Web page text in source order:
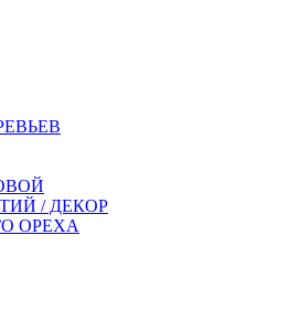
/ ДЕКОР
ОРЕХА